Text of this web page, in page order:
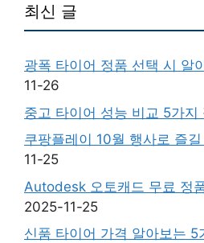
최신 글
광폭 타이어 정품 선택 시 알
11-26
중고 타이어 성능 비교 5가지
쿠팡플레이 10월 행사로 즐
11-25
Autodesk 오토캐드 무료 정
2025-11-25
신품 타이어 가격 알아보는 5